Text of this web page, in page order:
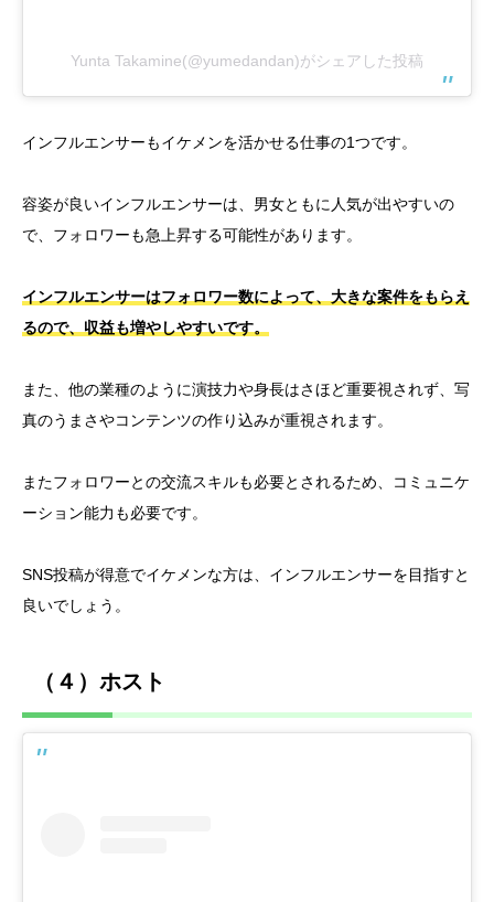
Yunta Takamine(@yumedandan)がシェアした投稿
インフルエンサーもイケメンを活かせる仕事の1つです。
容姿が良いインフルエンサーは、男女ともに人気が出やすいの
で、フォロワーも急上昇する可能性があります。
インフルエンサーはフォロワー数によって、大きな案件をもらえ
るので、収益も増やしやすいです。
また、他の業種のように演技力や身長はさほど重要視されず、写
真のうまさやコンテンツの作り込みが重視されます。
またフォロワーとの交流スキルも必要とされるため、コミュニケ
ーション能力も必要です。
SNS投稿が得意でイケメンな方は、インフルエンサーを目指すと
良いでしょう。
（４）ホスト